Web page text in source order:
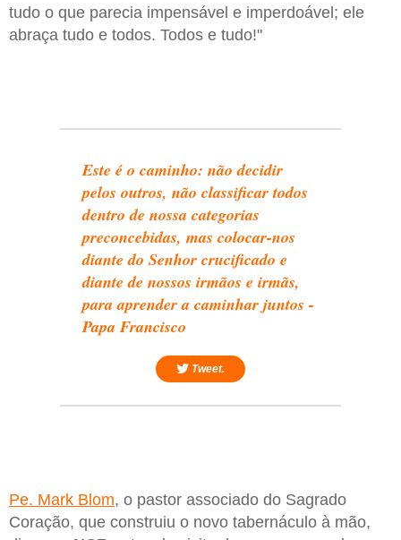
tudo o que parecia impensável e imperdoável; ele
abraça tudo e todos. Todos e tudo!"
Este é o caminho: não decidir
pelos outros, não classificar todos
dentro de nossa categorias
preconcebidas, mas colocar-nos
diante do Senhor crucificado e
diante de nossos irmãos e irmãs,
para aprender a caminhar juntos -
Papa Francisco
Tweet.
Pe. Mark Blom, o pastor associado do Sagrado
Coração, que construiu o novo tabernáculo à mão,